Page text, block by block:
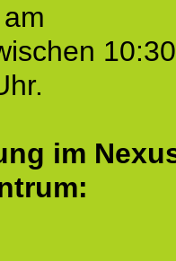
am
im